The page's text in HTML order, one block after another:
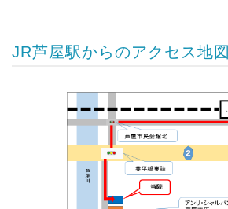
JR芦屋駅からのアクセス地図